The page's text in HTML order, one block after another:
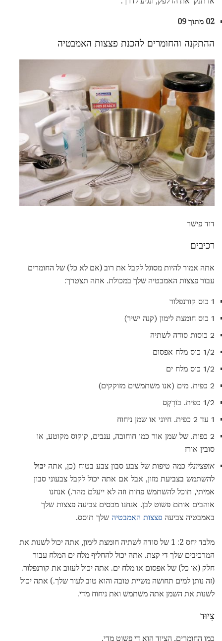
02 מתוך 09
ההתקנה והחומרים להכנת פצצות האמבטיה
דוד פישר
רכיבים
אתה אמור להיות מסוגל לקבל את רוב (אם לא כל) של החומרים
עבור פצצות האמבטיה שלך במכולת. אתה תצטרך:
1 כוס קורנפלור
1 כוס חומצת לימון (קנה ישיר)
2 כוסות סודה לשתיה
1/2 כוס מלח אפסום
1/2 כוס מלח ים
2 כפית. מים (אנו משתמשים מזוקקים)
1/2 כפית. בּוֹרָקְס
1 עד 2 כפית. חיוני או שמן ניחוח
2 כפות. של שמן אור כמו חוחובה, ענבים, קוקוס מקוטע, או
סובין אורז
אופציונלי כמה טיפות של צבע סבון צבע בטוח (כן, אתה יכול
להשתמש בצביעת מזון, אבל אם אתה יכול לקבל צבעוני סבון
אמיתי, תוכל להשתמש פחות וזה לא ייעלם מהר.) אנחנו
אוהבים אותם פשוט לבן. אנחנו מכסים צביעה פצצות שלך
באמבטיה צביעה פצצות האמבטיה שלך תוסס.
מלבד יחס 2: 1 של סודה לשתיה חומצת לימון, אתה יכול לשנות את
המרכיבים שלך די קצת. אתה יכול להחליף מלח ים המלח עבור
חלק (או כל) של אפסום או מלח ים. אתה יכול לעזוב את קורנפלור.
(זה נותן למים תחושה משיית טובה והוא טוב לעור שלך.) אתה יכול
לשנות את השמן אתה משתמש ואת ניחוח מדי.
צִיוּד
כמו החומרים, הציוד הוא די פשוט מדי.